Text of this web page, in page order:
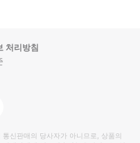
처리방침
신판매의 당사자가 아니므로, 상품의